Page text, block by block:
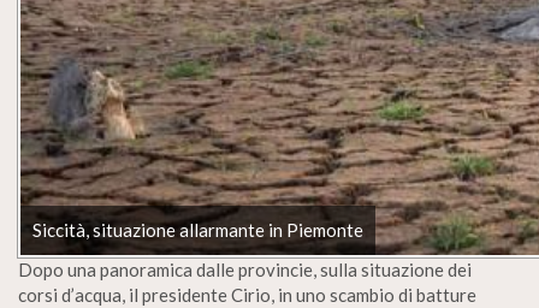
Siccità, situazione allarmante in Piemonte
Dopo una panoramica dalle provincie, sulla situazione dei
corsi d’acqua, il presidente Cirio, in uno scambio di batture